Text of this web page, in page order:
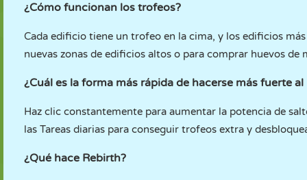
¿Cómo funcionan los trofeos?
Cada edificio tiene un trofeo en la cima, y los edificios
nuevas zonas de edificios altos o para comprar huevos
¿Cuál es la forma más rápida de hacerse más fuerte
Haz clic constantemente para aumentar la potencia de
las Tareas diarias para conseguir trofeos extra y
¿Qué hace Rebirth?